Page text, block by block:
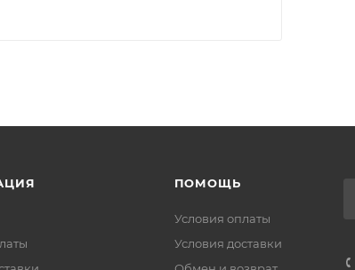
ПОМОЩЬ
Условия оплаты
Условия доставки